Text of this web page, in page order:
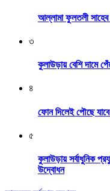
আল্লামা ফুলতলী সাহেব
৩
কুলাউড়ায় বেশি দামে
৪
ফোন দিলেই পৌছে যাবে
৫
কুলাউড়ায় সর্বাধুনিক
উদ্বোধন